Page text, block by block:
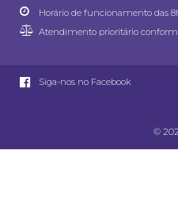
Horário de funcionamento das
Atendimento prioritário
Siga-nos no Facebook
©